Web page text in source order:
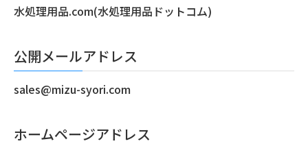
水処理用品.com(水処理用品ドットコム)
公開メールアドレス
sales@mizu-syori.com
ホームページアドレス